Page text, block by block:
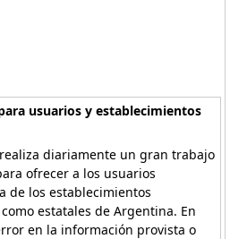
usuarios y establecimientos
diariamente un gran trabajo
ofrecer a los usuarios
de los establecimientos
estatales de Argentina. En
en la información provista o